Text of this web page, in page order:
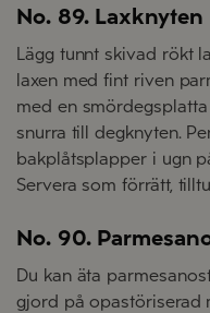
No. 89. Laxknyten
Lägg tunnt skivad rökt
laxen med fint riven
med en
snurra till degknyten.
bakplåtsplapper i ugn
Servera som förrätt,
No. 90.
Du kan äta
gjord på opastöriserad